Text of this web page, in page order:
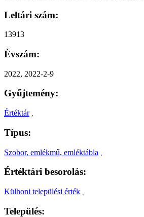
Leltári szám:
13913
Évszám:
2022, 2022-2-9
Gyűjtemény:
Értéktár ,
Típus:
Szobor, emlékmű, emléktábla
Értéktári besorolás:
Külhoni települési érték
Település: